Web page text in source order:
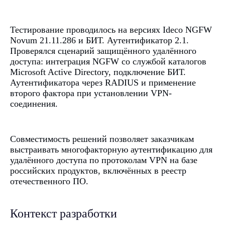
Тестирование проводилось на версиях Ideco NGFW
Novum 21.11.286 и БИТ. Аутентификатор 2.1.
Проверялся сценарий защищённого удалённого
доступа: интеграция NGFW со службой каталогов
Microsoft Active Directory, подключение БИТ.
Аутентификатора через RADIUS и применение
второго фактора при установлении VPN-
соединения.
Совместимость решений позволяет заказчикам
выстраивать многофакторную аутентификацию для
удалённого доступа по протоколам VPN на базе
российских продуктов, включённых в реестр
отечественного ПО.
Контекст разработки